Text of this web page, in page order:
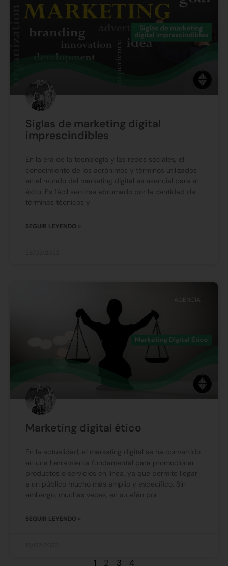
Siglas de marketing digital
imprescindibles
En la era de la tecnología y las redes sociales, el
conocimiento de los acrónimos y términos utilizados
en el mundo del marketing digital es esencial para el
éxito. Es fácil sentirse abrumado por la cantidad de
términos técnicos y
SEGUIR LEYENDO »
AGENCIA
Marketing digital ético
En la actualidad, el marketing digital se ha convertido
en una herramienta fundamental para promocionar
productos o servicios en línea, ya que permite llegar
a un público mucho más amplio y específico. Sin
embargo, muchas veces, en su afán por
SEGUIR LEYENDO »
1 2 3 4